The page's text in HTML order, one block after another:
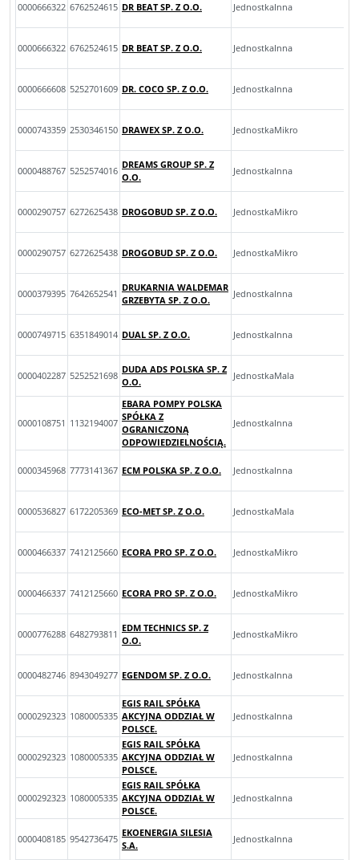
0000666322 6762524615 DR BEAT SP. Z O.O. JednostkaInna
0000666322 6762524615 DR BEAT SP. Z O.O. JednostkaInna
0000666608 5252701609 DR. COCO SP. Z O.O. JednostkaInna
0000743359 2530346150 DRAWEX SP. Z O.O. JednostkaMikro
0000488767 5252574016
DREAMS GROUP SP. Z
O.O.
JednostkaInna
0000290757 6272625438 DROGOBUD SP. Z O.O. JednostkaMikro
0000290757 6272625438 DROGOBUD SP. Z O.O. JednostkaMikro
0000379395 7642652541
DRUKARNIA WALDEMAR
GRZEBYTA SP. Z O.O.
JednostkaInna
0000749715 6351849014 DUAL SP. Z O.O. JednostkaInna
0000402287 5252521698
DUDA ADS POLSKA SP. Z
O.O.
JednostkaMala
0000108751 1132194007
EBARA POMPY POLSKA
SPÓŁKA Z
OGRANICZONĄ
ODPOWIEDZIELNOŚCIĄ.
JednostkaInna
0000345968 7773141367 ECM POLSKA SP. Z O.O. JednostkaInna
0000536827 6172205369 ECO-MET SP. Z O.O. JednostkaMala
0000466337 7412125660 ECORA PRO SP. Z O.O. JednostkaMikro
0000466337 7412125660 ECORA PRO SP. Z O.O. JednostkaMikro
0000776288 6482793811
EDM TECHNICS SP. Z
O.O.
JednostkaMikro
0000482746 8943049277 EGENDOM SP. Z O.O. JednostkaInna
0000292323 1080005335
EGIS RAIL SPÓŁKA
AKCYJNA ODDZIAŁ W
POLSCE.
JednostkaInna
0000292323 1080005335
EGIS RAIL SPÓŁKA
AKCYJNA ODDZIAŁ W
POLSCE.
JednostkaInna
0000292323 1080005335
EGIS RAIL SPÓŁKA
AKCYJNA ODDZIAŁ W
POLSCE.
JednostkaInna
0000408185 9542736475
EKOENERGIA SILESIA
S.A.
JednostkaInna